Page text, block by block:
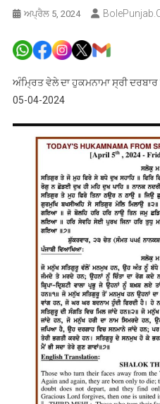
ਅਪ੍ਰੈਲ 5, 2024
ਅੰਮ੍ਰਿਤ ਵੇਲੇ ਦਾ ਹੁਕਮਨਾਮਾ ਸ੍ਰੀ
05-04-2024